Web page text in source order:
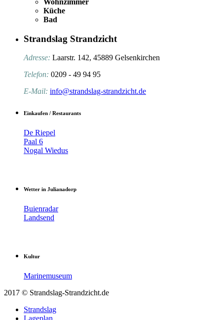
Küche
Bad
Strandslag Strandzicht
Adresse: Laarstr. 142, 45889 Gelsenkirchen
Telefon: 0209 - 49 94 95
E-Mail: info@strandslag-strandzicht.de
Einkaufen / Restaurants
De Riepel
Paal 6
Nogal Wiedus
Wetter in Julianadorp
Buienradar
Landsend
Kultur
Marinemuseum
2017 © Strandslag-Strandzicht.de
Strandslag
Lageplan